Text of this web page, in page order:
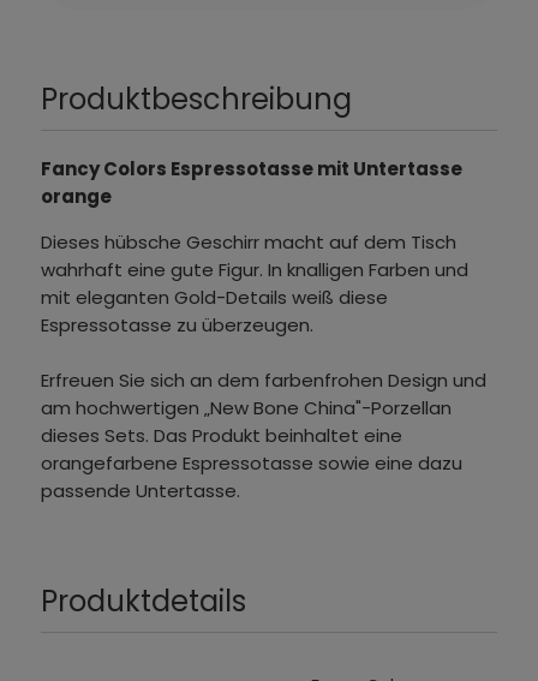
Produktbeschreibung
Fancy Colors Espressotasse mit Untertasse
orange
Dieses hübsche Geschirr macht auf dem Tisch
wahrhaft eine gute Figur. In knalligen Farben und
mit eleganten Gold-Details weiß diese
Espressotasse zu überzeugen.
Erfreuen Sie sich an dem farbenfrohen Design und
am hochwertigen „New Bone China"-Porzellan
dieses Sets. Das Produkt beinhaltet eine
orangefarbene Espressotasse sowie eine dazu
passende Untertasse.
Produktdetails